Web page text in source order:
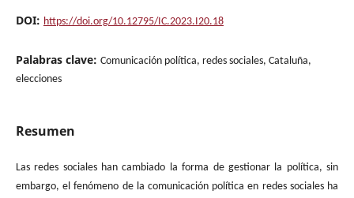
DOI: https://doi.org/10.12795/IC.2023.I20.18
Palabras clave: Comunicación política, redes sociales, Cataluña,
elecciones
Resumen
Las redes sociales han cambiado la forma de gestionar la política, sin
embargo, el fenómeno de la comunicación política en redes sociales ha